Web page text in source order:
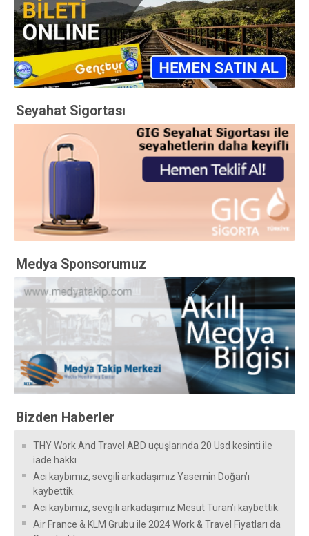
Seyahat Sigortası
Medya Sponsorumuz
Bizden Haberler
THY Work And Travel ABD uçuşlarında 20 Usd kesinti ile
iade hakkı
Acı kaybımız, sevgili arkadaşımız Yasemin Doğan’ı
kaybettik.
Acı kaybımız, sevgili arkadaşımız Mesut Turan’ı kaybettik.
Air France & KLM Grubu ile 2024 Work & Travel Fiyatları da